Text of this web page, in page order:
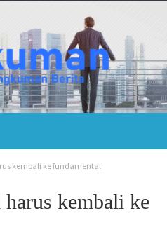
kembali ke fundamental
kembali ke